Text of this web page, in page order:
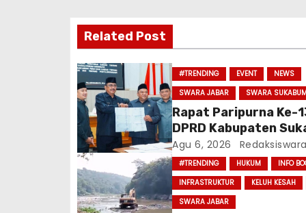
s
i
p
o
s
Related Post
#TRENDING EVENT
NEWS
SWARA JABAR
SWARA
Rapat Paripurna Ke-
DPRD Kabupaten
Tahun Sidang 2026
Agu 6, 2026
#TRENDING HUKUM
INFO
INFRASTRUKTUR
KELUH KESAH
SWARA JABAR